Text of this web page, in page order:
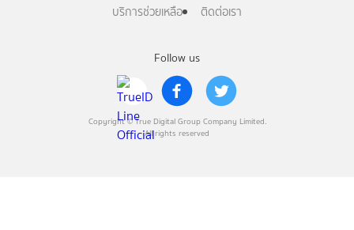
Follow us
Copyright © True Digital Group Company Limited.
All rights reserved
บริการช่วยเหลือ
ติดต่อเรา